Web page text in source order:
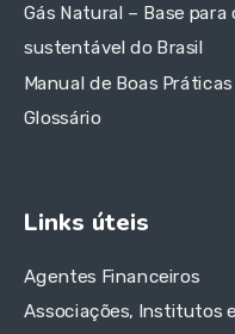
Gás Natural – Base
sustentável do Brasil
Manual de Boas Práticas
Glossário
Links úteis
Agentes Financeiros
Associações, Institutos